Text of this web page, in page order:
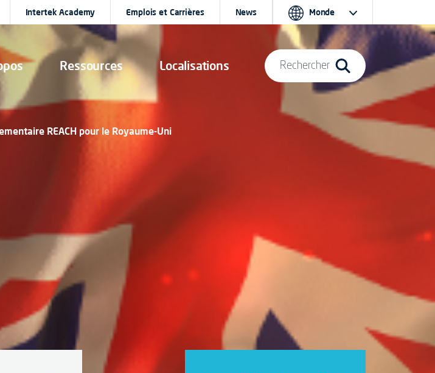
Ressources Localisations
Intertek Academy Emplois et Carrières News Monde
Rechercher
REACH pour le Royaume-Uni